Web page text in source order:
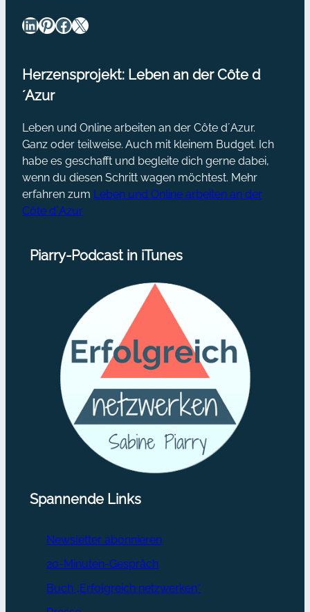
LinkedIn Pinterest Facebook X
Herzensprojekt: Leben an der Côte d
´Azur
Leben und Online arbeiten an der Côte d´Azur.
Ganz oder teilweise. Auch mit kleinem Budget. Ich
habe es geschafft und begleite dich gerne dabei,
wenn du diesen Schritt wagen möchtest. Mehr
erfahren zum Leben und Online arbeiten an der
Côte d´Azur
Piarry-Podcast in iTunes
Spannende Links
Newsletter abonnieren
20-Minuten-Gespräch
Buch „Erfolgreich netzwerken“